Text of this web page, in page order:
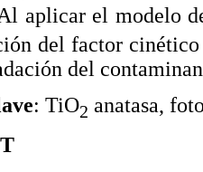
aplicar el modelo
del factor
del
: TiO2 anatasa,